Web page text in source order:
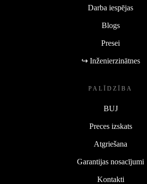
Darba iespējas
Blogs
Presei
↪ Inženierzinātnes
PALĪDZĪBA
BUJ
Preces izskats
Atgriešana
Garantijas nosacījumi
Kontakti